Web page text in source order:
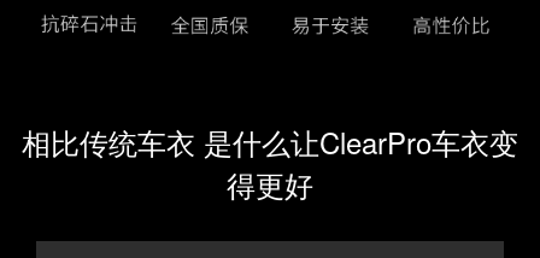
相比传统车衣 是什么让ClearPro车衣变
得更好